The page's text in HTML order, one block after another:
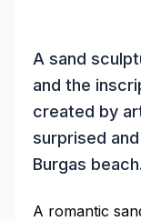
A sand
and the
created by
surprised
Burgas
A romantic